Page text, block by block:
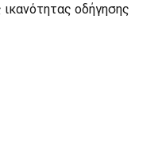
ικανότητας οδήγησης